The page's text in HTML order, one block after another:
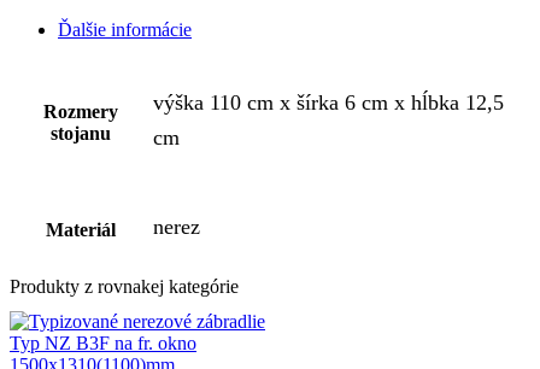
Ďalšie informácie
Rozmery
stojanu
výška 110 cm x šírka 6 cm x hĺbka 12,5
cm
Materiál nerez
Produkty z rovnakej kategórie